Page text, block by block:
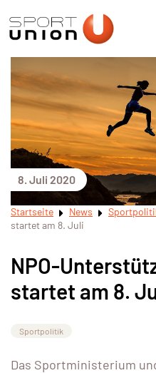
8. Juli 2020
Startseite News
startet am 8. Juli
NPO-
startet am 8.
Sportpolitik
Das Sportministerium